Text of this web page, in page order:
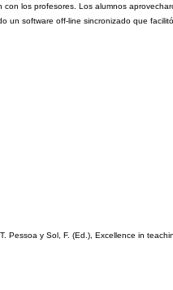
los profesores. Los alumnos
un software off-line sincronizado que
y Sol, F. (Ed.), Excellence in